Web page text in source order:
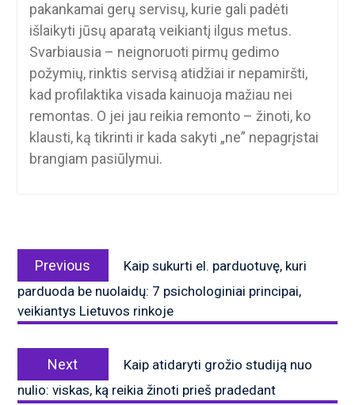
pakankamai gerų servisų, kurie gali padėti
išlaikyti jūsų aparatą veikiantį ilgus metus.
Svarbiausia – neignoruoti pirmų gedimo
požymių, rinktis servisą atidžiai ir nepamiršti,
kad profilaktika visada kainuoja mažiau nei
remontas. O jei jau reikia remonto – žinoti, ko
klausti, ką tikrinti ir kada sakyti „ne” nepagrįstai
brangiam pasiūlymui.
tarp
įrašų
Previous
post:
Kaip sukurti el. parduotuvę, kuri
parduoda be nuolaidų: 7 psichologiniai principai,
veikiantys Lietuvos rinkoje
Next
post:
Kaip atidaryti grožio studiją nuo
nulio: viskas, ką reikia žinoti prieš pradedant